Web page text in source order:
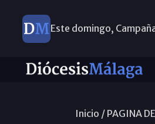
Este domingo,
Inicio / PAGINA